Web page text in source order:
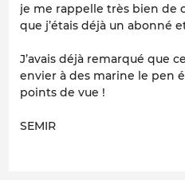
je me rappelle très bien de
que j’étais déjà un abonné
J’avais déjà remarqué que
envier à des marine le pen
points de vue !
SEMIR